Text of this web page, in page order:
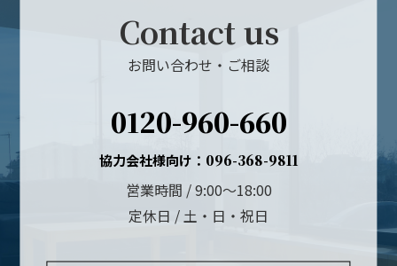
Contact us
お問い合わせ・ご相談
0120-960-660
協力会社様向け： 096-368-9811
営業時間 / 9:00～18:00
定休日 / 土・日・祝日